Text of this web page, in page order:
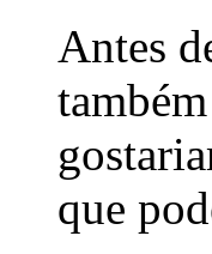
Antes
que